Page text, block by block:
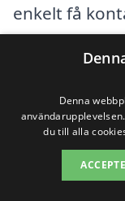
enkelt få
Tärnaby och
den bästa
byggbehov!
Få 3
Denna
du till alla